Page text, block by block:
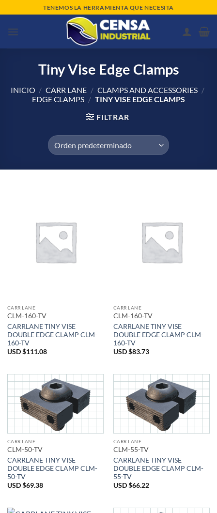
al
contenido
TENEMOS LA HERRAMIENTA QUE NECESITA
Tiny Vise Edge Clamps
INICIO / CARR LANE / CLAMPS AND ACCESSORIES /
EDGE CLAMPS / TINY VISE EDGE CLAMPS
FILTRAR
CARR LANE
CLM-160-TV
CARRLANE TINY VISE
DOUBLE EDGE CLAMP CLM-
160-TV
USD $111.08
CARR LANE
CLM-160-TV
CARRLANE TINY VISE
DOUBLE EDGE CLAMP CLM-
160-TV
USD $83.73
CARR LANE
CLM-50-TV
CARRLANE TINY VISE
DOUBLE EDGE CLAMP CLM-
50-TV
USD $69.38
CARR LANE
CLM-55-TV
CARRLANE TINY VISE
DOUBLE EDGE CLAMP CLM-
55-TV
USD $66.22